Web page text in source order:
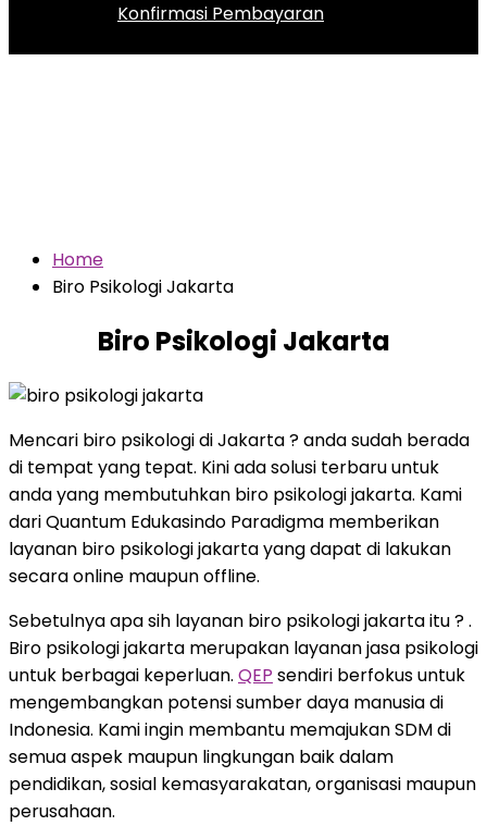
Konfirmasi Pembayaran
Home
Biro Psikologi Jakarta
Biro Psikologi Jakarta
Mencari biro psikologi di Jakarta ? anda sudah berada
di tempat yang tepat. Kini ada solusi terbaru untuk
anda yang membutuhkan biro psikologi jakarta. Kami
dari Quantum Edukasindo Paradigma memberikan
layanan biro psikologi jakarta yang dapat di lakukan
secara online maupun offline.
Sebetulnya apa sih layanan biro psikologi jakarta itu ? .
Biro psikologi jakarta merupakan layanan jasa psikologi
untuk berbagai keperluan. QEP sendiri berfokus untuk
mengembangkan potensi sumber daya manusia di
Indonesia. Kami ingin membantu memajukan SDM di
semua aspek maupun lingkungan baik dalam
pendidikan, sosial kemasyarakatan, organisasi maupun
perusahaan.